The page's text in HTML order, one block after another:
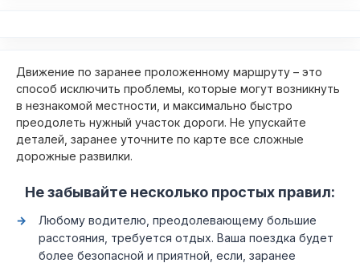
Движение по заранее проложенному маршруту – это
способ исключить проблемы, которые могут возникнуть
в незнакомой местности, и максимально быстро
преодолеть нужный участок дороги. Не упускайте
деталей, заранее уточните по карте все сложные
дорожные развилки.
Не забывайте несколько простых правил:
Любому водителю, преодолевающему большие
расстояния, требуется отдых. Ваша поездка будет
более безопасной и приятной, если, заранее